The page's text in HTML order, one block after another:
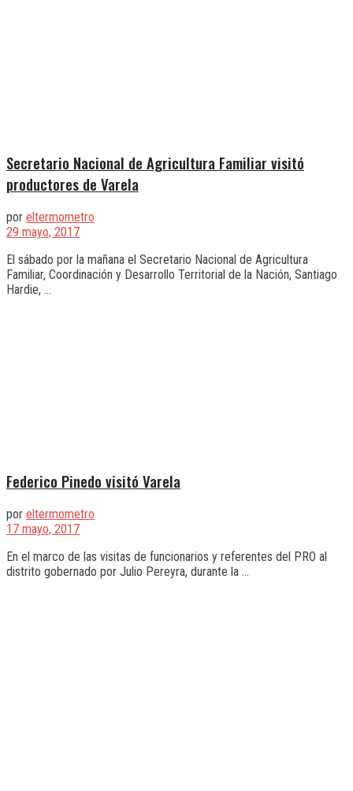
Secretario Nacional de Agricultura Familiar visitó
productores de Varela
por eltermometro
29 mayo, 2017
El sábado por la mañana el Secretario Nacional de Agricultura
Familiar, Coordinación y Desarrollo Territorial de la Nación, Santiago
Hardie, ...
Federico Pinedo visitó Varela
por eltermometro
17 mayo, 2017
En el marco de las visitas de funcionarios y referentes del PRO al
distrito gobernado por Julio Pereyra, durante la ...